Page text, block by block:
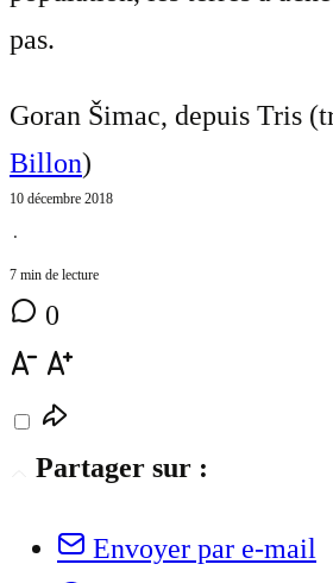
pas.
Goran Šimac, depuis Tris
Billon)
10 décembre 2018
⋅
7 min de lecture
0
Partager sur :
Envoyer par e-mail